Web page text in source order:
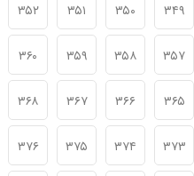
۳۴۹ ۳۵۰ ۳۵۱ ۳۵۲
۳۵۷ ۳۵۸ ۳۵۹ ۳۶۰
۳۶۵ ۳۶۶ ۳۶۷ ۳۶۸
۳۷۳ ۳۷۴ ۳۷۵ ۳۷۶